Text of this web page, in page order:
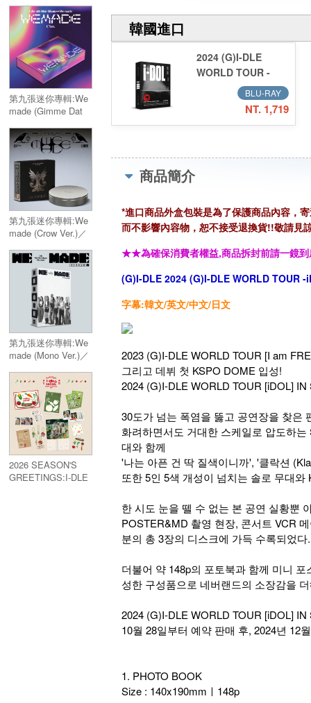
／9th Mini
Album:We made
(POCAALBUM Ver.)
第九張迷你專輯:We
made (Gimme Dat
9th Mini Album:We
made (Gimme Dat
Love Ver.)(限量版)
第九張迷你專輯:We
made (Crow Ver.)／
made (Crow Ver.)
第九張迷你專輯:We
made (Mono Ver.)／
made (Mono Ver.)
2026 SEASON'S
GREETINGS:I-DLE
韓國進口
2024 (G)I-DLE
WORLD TOUR -
iDOL- IN SEOUL (2
BLU-RAY
NT. 1,719
商品簡介
*進口商品外盒包裝是為了保護商品內容，
而不影響內容物，恕不接受退換貨!!敬請見
★★為確保消費者權益,商品拆封前請一鏡
(G)I-DLE 2024 (G)I-DLE WORLD TOUR -
字幕:韓文/英文/中文/日文
2023 (G)I-DLE WORLD TOUR [I am
그리고 데뷔 첫 KSPO DOME 입성!
2024 (G)I-DLE WORLD TOUR [iDOL]
30도가 넘는 폭염을 뚫고 공연장을 찾은
화려하면서도 거대한 스케일로 압도하
대와 함께
'나는 아픈 건 딱 질색이니까', '클락션
또한 5인 5색 개성이 넘치는 솔로 무대
한 시도 눈을 뗄 수 없는 본 공연 실황뿐
POSTER&MD 촬영 현장, 콘서트 VCR
분의 총 3장의 디스크에 가득 수록되었다.
더불어 약 148p의 포토북과 함께 미니
성한 구성품으로 네버랜드의 소장감을
2024 (G)I-DLE WORLD TOUR [iDOL]
10월 28일부터 예약 판매 후, 2024년 12
1. PHOTO BOOK
Size : 140x190mmㅣ148p